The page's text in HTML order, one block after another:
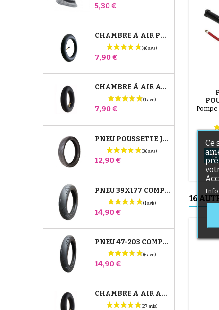
Prix
5,30 €
CHAMBRE À AIR POUSSETTE JANÉ SLALOM PRO ET POWERTWIN
Prix
7,90 €
CHAMBRE À AIR AVANT POUSSETTE BUGABOO DONKEY
Prix
7,90 €
PNEU POUSSETTE JANÉ SLALOM PRO ET POWERTWIN
Prix
12,90 €
PNEU 39X177 COMPATIBLE POUSSETTE BUGABOO DONKEY - POUR ROUE AVANT
Prix
14,90 €
PNEU 47-203 COMPATIBLE POUSSETTE BUGABOO DONKEY - POUR ROUE ARRIÈRE
Prix
14,90 €
CHAMBRE À AIR ARRIÈRE POUSSETTE WHIZZ RED CASTLE

16
Ce